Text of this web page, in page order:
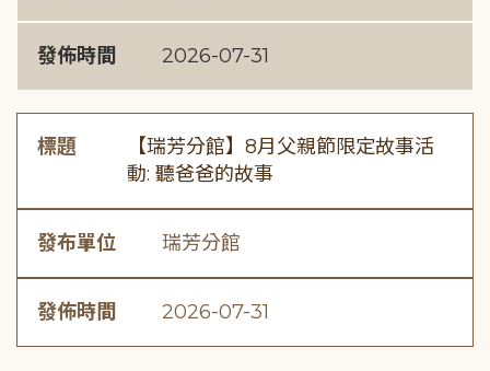
發佈時間 2026-07-31
標題
【瑞芳分館】8月父親節限定故事活
動: 聽爸爸的故事
發布單位 瑞芳分館
發佈時間 2026-07-31